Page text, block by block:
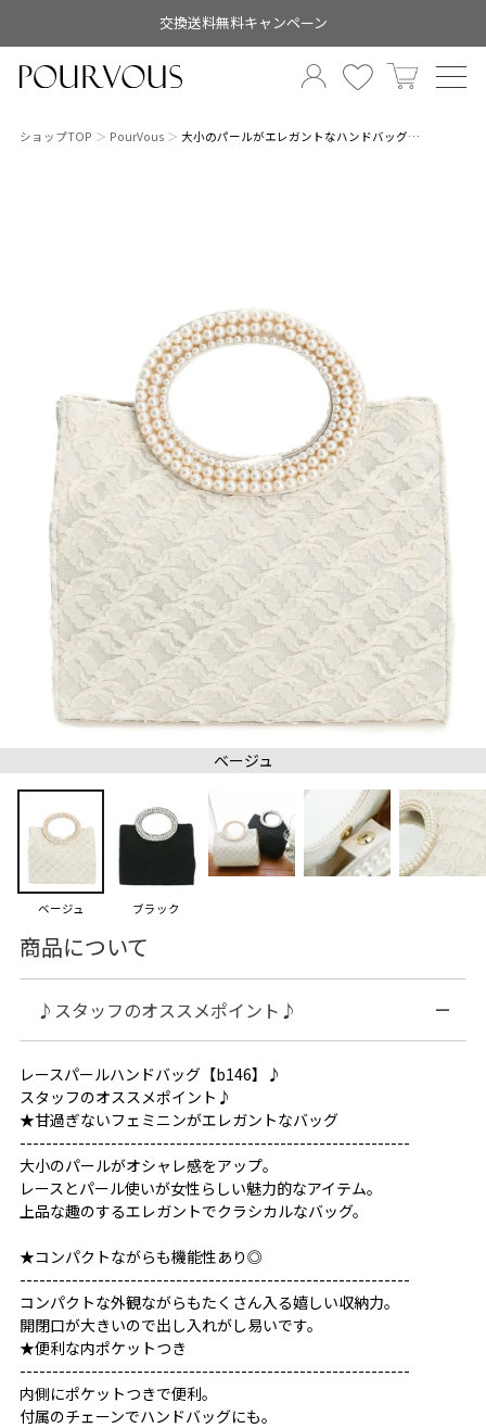
交換送料無料キャンペーン
ショップTOP PourVous 大小のパールがエレガントなハンドバッグ…
ベージュ
ベージュ ブラック
商品について
♪スタッフのオススメポイント♪
レースパールハンドバッグ【b146】♪
スタッフのオススメポイント♪
★甘過ぎないフェミニンがエレガントなバッグ
------------------------------------------------------------
大小のパールがオシャレ感をアップ。
レースとパール使いが女性らしい魅力的なアイテム。
上品な趣のするエレガントでクラシカルなバッグ。
★コンパクトながらも機能性あり◎
------------------------------------------------------------
コンパクトな外観ながらもたくさん入る嬉しい収納力。
開閉口が大きいので出し入れがし易いです。
★便利な内ポケットつき
------------------------------------------------------------
内側にポケットつきで便利。
付属のチェーンでハンドバッグにも。